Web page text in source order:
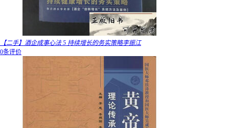
【二手】酒企成事心法 5 持续增长的务实策略李振江
0条评价